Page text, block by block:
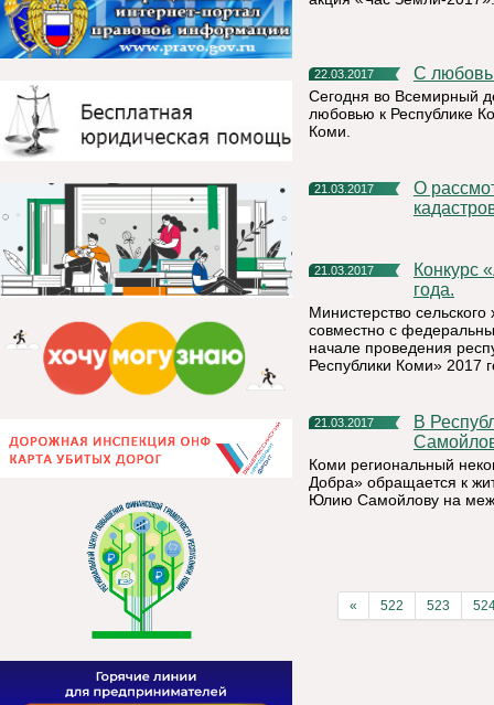
22.03.2017 С
Сегодня во Всемирный
любовью к Республике
Коми.
21.03.2017
О рассмотрении споров о результатах определения
21.03.2017
Конкурс «Лучшие товары и услуги Республики Коми» 2017
года.
Министерство
совместно с
начале проведения
Республики Коми» 2017
21.03.2017
В Республике Коми стартует акция «Поддержи нашу Юлию
Коми региональный
Добра» обращается к
Юлию Самойлову на
« 522 523